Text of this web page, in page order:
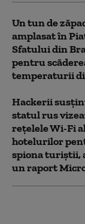
Un tun de
amplasat în
Sfatului din
pentru
temperaturii
Hackerii
statul rus
rețelele Wi-Fi
hotelurilor
spiona turiștii,
un raport